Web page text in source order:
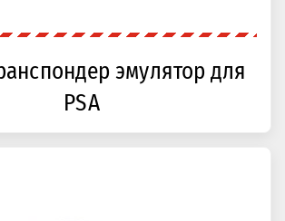
эмулятор для
PSA